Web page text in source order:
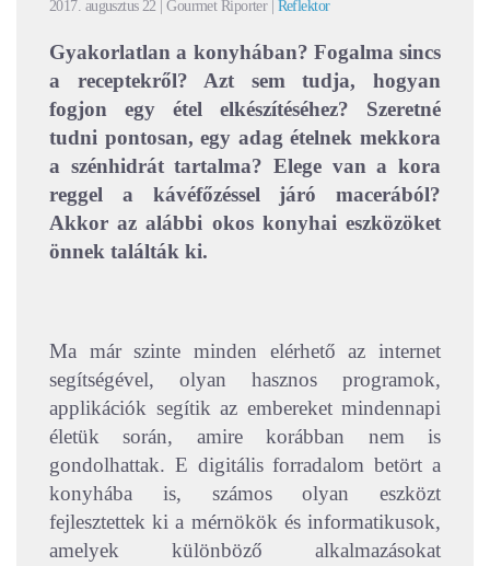
2017. augusztus 22 | Gourmet Riporter | Reflektor
Gyakorlatlan a konyhában? Fogalma sincs
a receptekről? Azt sem tudja, hogyan
fogjon egy étel elkészítéséhez? Szeretné
tudni pontosan, egy adag ételnek mekkora
a szénhidrát tartalma? Elege van a kora
reggel a kávéfőzéssel járó macerából?
Akkor az alábbi okos konyhai eszközöket
önnek találták ki.
Ma már szinte minden elérhető az internet
segítségével, olyan hasznos programok,
applikációk segítik az embereket mindennapi
életük során, amire korábban nem is
gondolhattak. E digitális forradalom betört a
konyhába is, számos olyan eszközt
fejlesztettek ki a mérnökök és informatikusok,
amelyek különböző alkalmazásokat